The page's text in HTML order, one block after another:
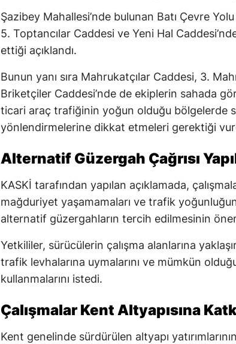
Şazibey Mahallesi’nde bulunan Batı Çevre
5. Toptancılar Caddesi ve Yeni Hal
ettiği açıklandı.
Bunun yanı sıra Mahrukatçılar Caddesi, 3.
Briketçiler Caddesi’nde de ekiplerin sahada
ticari araç trafiğinin yoğun olduğu bölgelerde
yönlendirmelerine dikkat etmeleri gerektiği
Alternatif Güzergah Çağrısı
KASKİ tarafından yapılan açıklamada,
mağduriyet yaşamamaları ve trafik
alternatif güzergahların tercih edilmesinin
Yetkililer, sürücülerin çalışma alanlarına
trafik levhalarına uymalarını ve mümkün
kullanmalarını istedi.
Çalışmalar Kent Altyapısına
Kent genelinde sürdürülen altyapı